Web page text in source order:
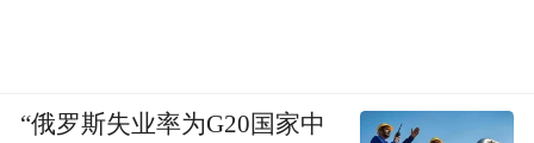
“俄罗斯失业率为G20国家中